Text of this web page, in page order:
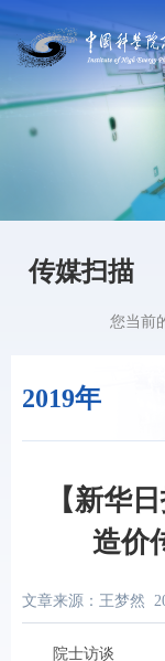
传媒扫描
2019年
您当前
【新华
造价
文章来源：王梦然
院士访谈